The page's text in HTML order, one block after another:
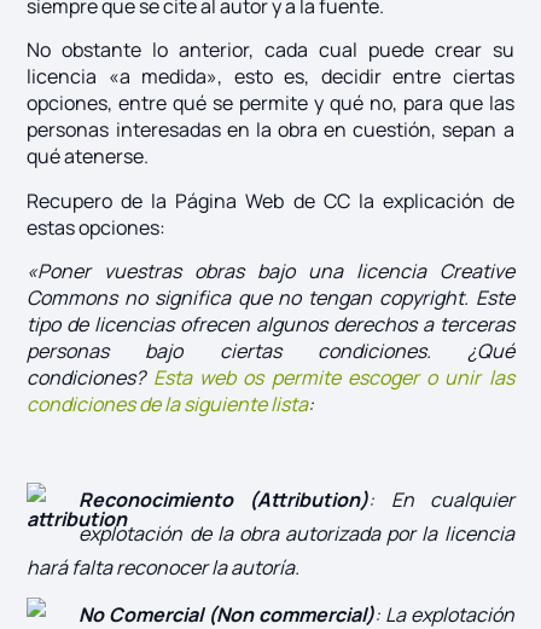
siempre que se cite al autor y a la fuente.
No obstante lo anterior, cada cual puede crear su
licencia «a medida», esto es, decidir entre ciertas
opciones, entre qué se permite y qué no, para que las
personas interesadas en la obra en cuestión, sepan a
qué atenerse.
Recupero de la Página Web de CC la explicación de
estas opciones:
«Poner vuestras obras bajo una licencia Creative
Commons no significa que no tengan copyright. Este
tipo de licencias ofrecen algunos derechos a terceras
personas bajo ciertas condiciones. ¿Qué
condiciones? Esta web os permite escoger o unir las
condiciones de la siguiente lista:
Reconocimiento (Attribution): En cualquier
explotación de la obra autorizada por la licencia
hará falta reconocer la autoría.
No Comercial (Non commercial): La explotación